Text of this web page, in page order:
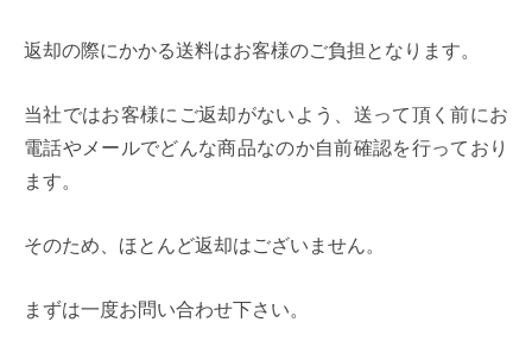
返却の際にかかる送料はお客様のご負担となります。
当社ではお客様にご返却がないよう、送って頂く前にお
電話やメールでどんな商品なのか自前確認を行っており
ます。
そのため、ほとんど返却はございません。
まずは一度お問い合わせ下さい。